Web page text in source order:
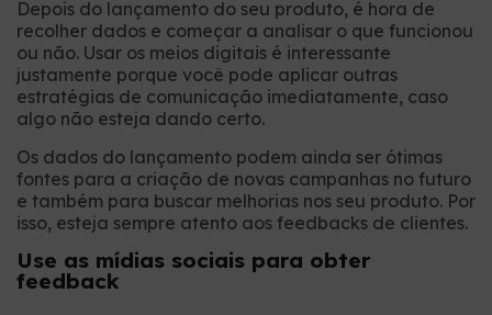
Depois do lançamento do seu produto, é hora de
recolher dados e começar a analisar o que funcionou
ou não. Usar os meios digitais é interessante
justamente porque você pode aplicar outras
estratégias de comunicação imediatamente, caso
algo não esteja dando certo.
Os dados do lançamento podem ainda ser ótimas
fontes para a criação de novas campanhas no futuro
e também para buscar melhorias nos seu produto. Por
isso, esteja sempre atento aos feedbacks de clientes.
Use as mídias sociais para obter
feedback